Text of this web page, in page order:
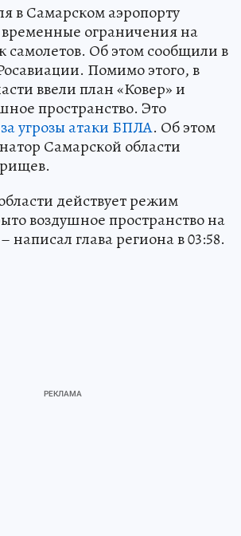
в Самарском аэропорту
ограничения на
самолетов. Об этом сообщили в
Помимо этого, в
ввели план «Ковер» и
пространство. Это
угрозы атаки БПЛА. Об этом
Самарской области
действует режим
воздушное пространство на
написал глава региона в 03:58.